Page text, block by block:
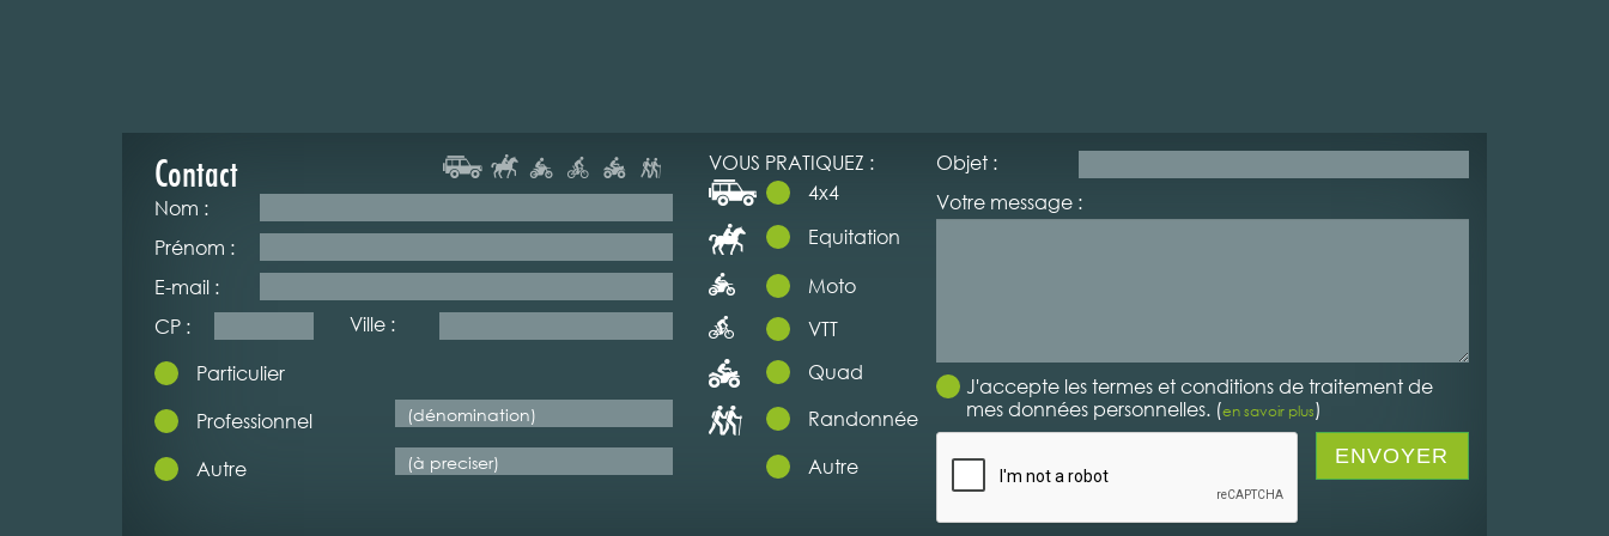
Contact
Nom :
Prénom :
E-mail :
CP :
Ville :
Particulier
Professionnel
Autre
VOUS PRATIQUEZ :
4x4
Equitation
Moto
VTT
Quad
Randonnée
Autre
Objet :
Votre message :
J'accepte les termes et conditions de traitement de
mes données personnelles. (en savoir plus)